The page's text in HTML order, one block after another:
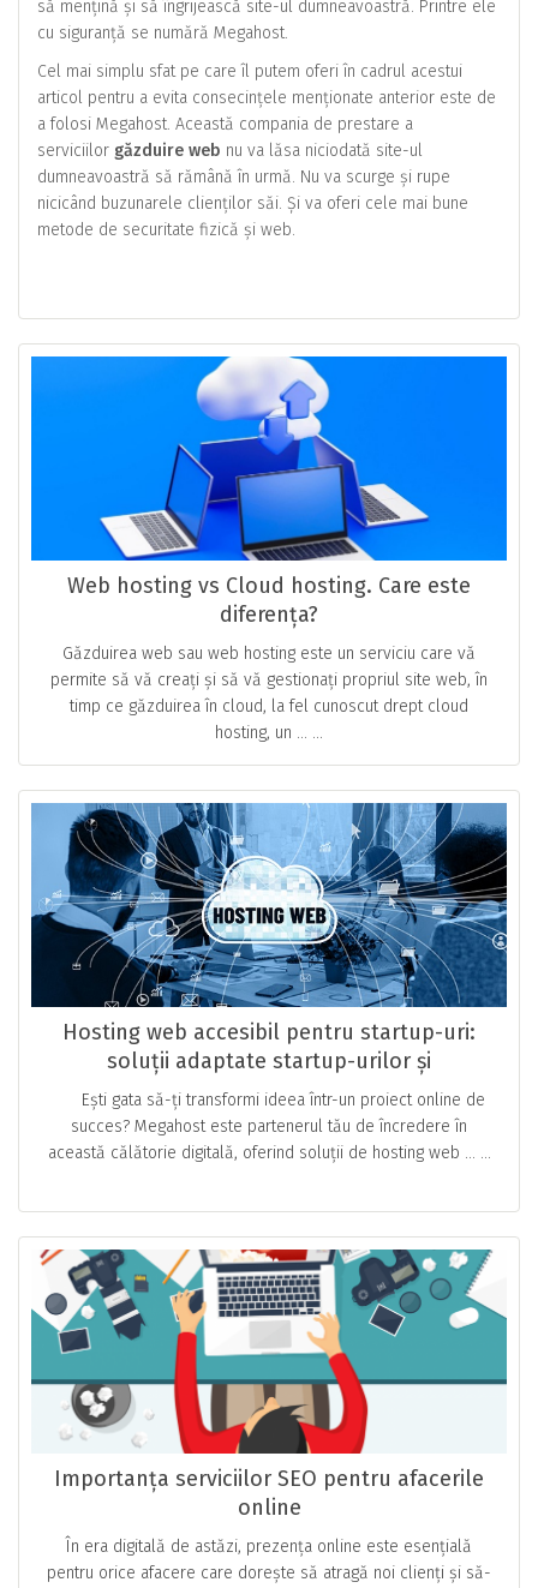
să mențină și să îngrijească site-ul dumneavoastră. Printre ele
cu siguranță se numără Megahost.
Cel mai simplu sfat pe care îl putem oferi în cadrul acestui
articol pentru a evita consecințele menționate anterior este de
a folosi Megahost. Această compania de prestare a
serviciilor găzduire web nu va lăsa niciodată site-ul
dumneavoastră să rămână în urmă. Nu va scurge și rupe
nicicând buzunarele clienților săi. Și va oferi cele mai bune
metode de securitate fizică și web.
Web hosting vs Cloud hosting. Care este
diferența?
Găzduirea web sau web hosting este un serviciu care vă
permite să vă creați și să vă gestionați propriul site web, în
timp ce găzduirea în cloud, la fel cunoscut drept cloud
hosting, un … ...
Hosting web accesibil pentru startup-uri:
soluții adaptate startup-urilor și
întreprinderilor mici, concentrate pe planuri
de hosting rentabile și pe modul în care
acestea pot ajuta antreprenorii să-și
Ești gata să-ți transformi ideea într-un proiect online de
succes? Megahost este partenerul tău de încredere în
această călătorie digitală, oferind soluții de hosting web … ...
Importanța serviciilor SEO pentru afacerile
online
În era digitală de astăzi, prezența online este esențială
pentru orice afacere care dorește să atragă noi clienți și să-